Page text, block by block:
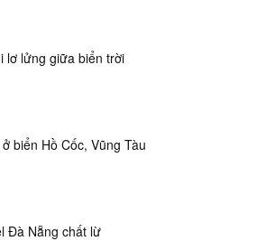
lơ lửng giữa biển trời
biển Hồ Cốc, Vũng Tàu
Đà Nẵng chất lừ